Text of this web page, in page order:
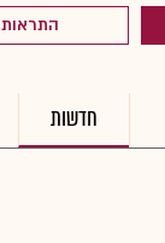
התראות
חדשות